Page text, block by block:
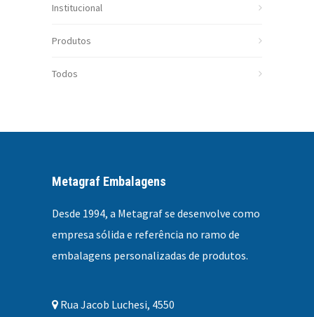
Institucional
Produtos
Todos
Metagraf Embalagens
Desde 1994, a Metagraf se desenvolve como
empresa sólida e referência no ramo de
embalagens personalizadas de produtos.
Rua Jacob Luchesi, 4550